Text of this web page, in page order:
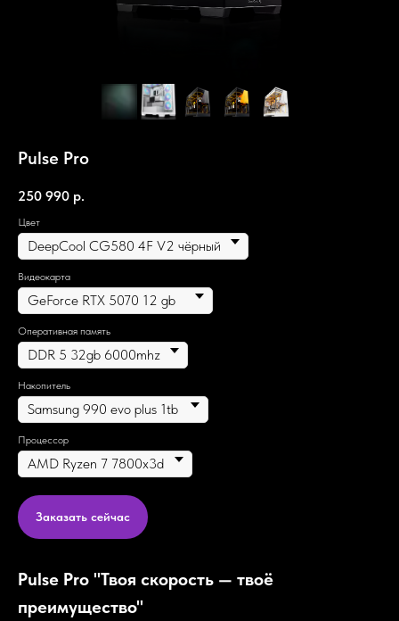
Pulse Pro
250 990 р.
Цвет
Видеокарта
Оперативная память
Накопитель
Процессор
Заказать сейчас
Pulse Pro "Твоя скорость — твоё
преимущество"